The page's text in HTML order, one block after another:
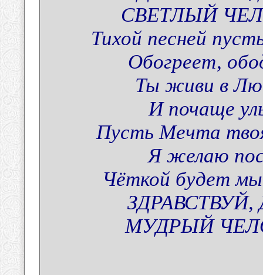
СВЕТЛЫЙ
Тихой песней
Обогреет,
Ты живи в
И почаще
Пусть Мечта
Я желаю
Чёткой будет
МУДРЫЙ